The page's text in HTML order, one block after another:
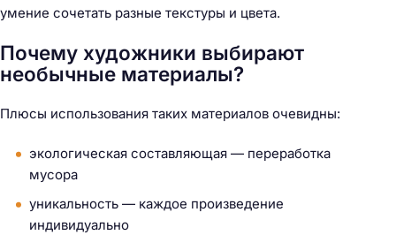
умение сочетать разные текстуры и цвета.
Почему художники выбирают
необычные материалы?
Плюсы использования таких материалов очевидны:
экологическая составляющая — переработка
мусора
уникальность — каждое произведение
индивидуально